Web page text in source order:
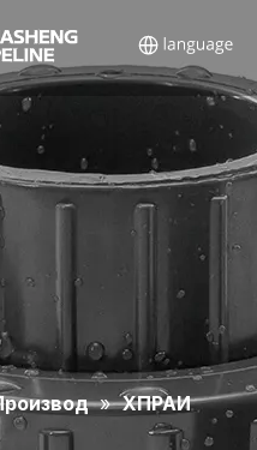
» ХПРАИ